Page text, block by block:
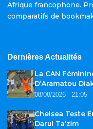
Afrique francophone.
comparatifs de
Dernières Actualités
La CAN
D’Aramatou
08/08/2026 - 21:05
Chelsea Teste
Darul Ta’zim